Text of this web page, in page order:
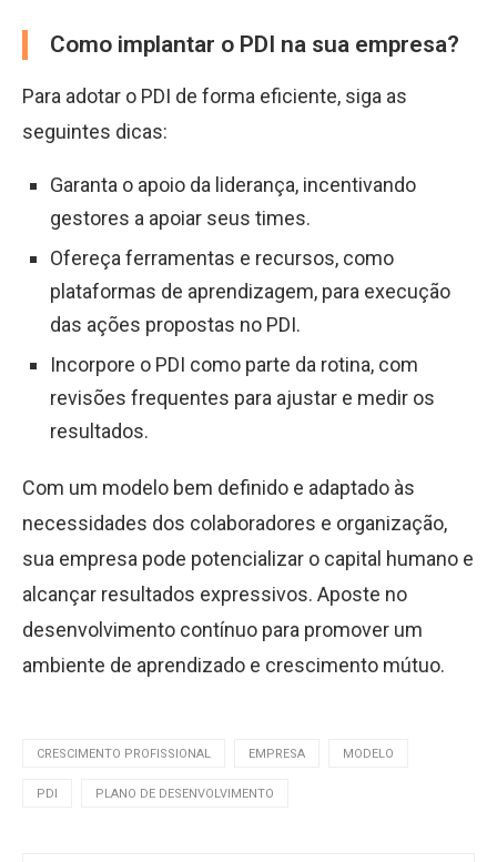
Como implantar o PDI na sua empresa?
Para adotar o PDI de forma eficiente, siga as
seguintes dicas:
Garanta o apoio da liderança, incentivando
gestores a apoiar seus times.
Ofereça ferramentas e recursos, como
plataformas de aprendizagem, para execução
das ações propostas no PDI.
Incorpore o PDI como parte da rotina, com
revisões frequentes para ajustar e medir os
resultados.
Com um modelo bem definido e adaptado às
necessidades dos colaboradores e organização,
sua empresa pode potencializar o capital humano e
alcançar resultados expressivos. Aposte no
desenvolvimento contínuo para promover um
ambiente de aprendizado e crescimento mútuo.
CRESCIMENTO PROFISSIONAL EMPRESA MODELO
PDI PLANO DE DESENVOLVIMENTO